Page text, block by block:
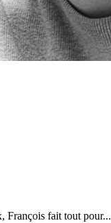
François fait tout pour...